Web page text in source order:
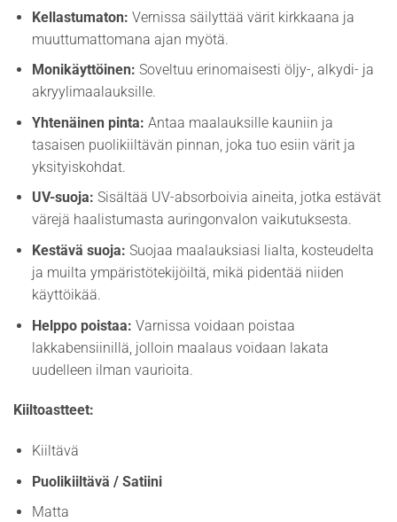
Kellastumaton: Vernissa säilyttää värit kirkkaana ja
muuttumattomana ajan myötä.
Monikäyttöinen: Soveltuu erinomaisesti öljy-, alkydi- ja
akryylimaalauksille.
Yhtenäinen pinta: Antaa maalauksille kauniin ja
tasaisen puolikiiltävän pinnan, joka tuo esiin värit ja
yksityiskohdat.
UV-suoja: Sisältää UV-absorboivia aineita, jotka estävät
värejä haalistumasta auringonvalon vaikutuksesta.
Kestävä suoja: Suojaa maalauksiasi lialta, kosteudelta
ja muilta ympäristötekijöiltä, mikä pidentää niiden
käyttöikää.
Helppo poistaa: Varnissa voidaan poistaa
lakkabensiinillä, jolloin maalaus voidaan lakata
uudelleen ilman vaurioita.
Kiiltoastteet:
Kiiltävä
Puolikiiltävä / Satiini
Matta